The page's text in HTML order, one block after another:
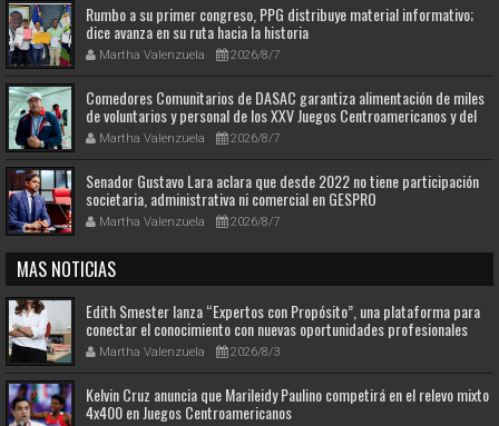
Rumbo a su primer congreso, PPG distribuye material informativo;
dice avanza en su ruta hacia la historia
Martha Valenzuela 2026/8/7
Comedores Comunitarios de DASAC garantiza alimentación de miles
de voluntarios y personal de los XXV Juegos Centroamericanos y del
Caribe Santo Domingo 2026
Martha Valenzuela 2026/8/7
Senador Gustavo Lara aclara que desde 2022 no tiene participación
societaria, administrativa ni comercial en GESPRO
Martha Valenzuela 2026/8/7
MAS NOTICIAS
Edith Smester lanza “Expertos con Propósito”, una plataforma para
conectar el conocimiento con nuevas oportunidades profesionales
Martha Valenzuela 2026/8/3
Kelvin Cruz anuncia que Marileidy Paulino competirá en el relevo mixto
4x400 en Juegos Centroamericanos